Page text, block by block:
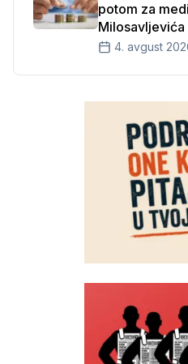
potom za
Milosavljevića
4. avgust